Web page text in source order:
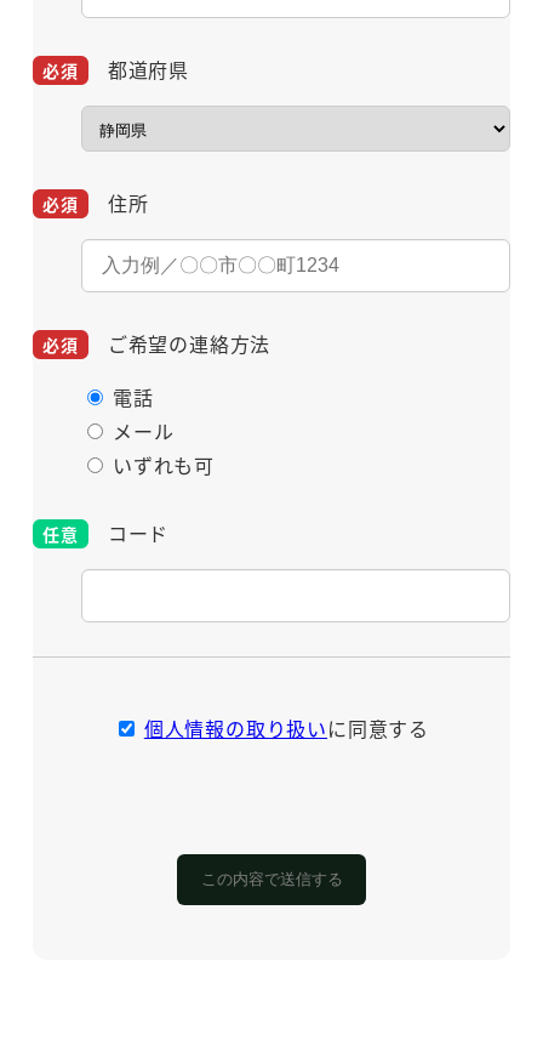
都道府県
住所
ご希望の連絡方法
電話
メール
いずれも可
コード
個人情報の取り扱いに同意する